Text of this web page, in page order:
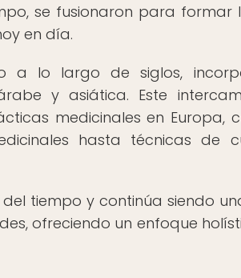
se fusionaron para formar
en día.
a lo largo de siglos,
y asiática. Este
medicinales en Europa,
hasta técnicas de
tiempo y continúa siendo
ofreciendo un enfoque